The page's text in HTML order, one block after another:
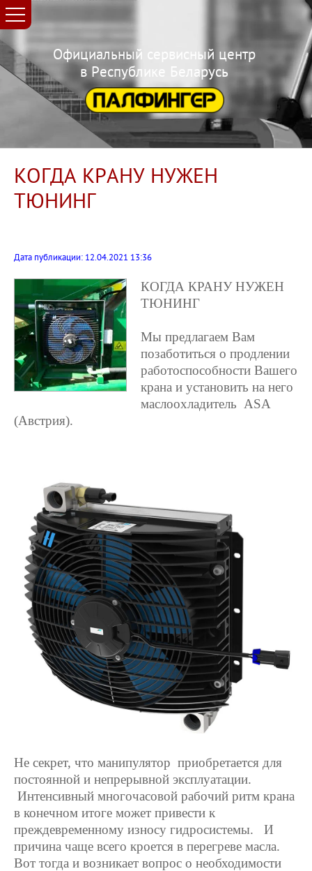
Официальный сервисный центр
в Республике Беларусь
КОГДА КРАНУ НУЖЕН
ТЮНИНГ
Дата публикации: 12.04.2021 13:36
КОГДА КРАНУ НУЖЕН
ТЮНИНГ
Мы предлагаем Вам
позаботиться о продлении
работоспособности Вашего
крана и установить на него
маслоохладитель ASA
(Австрия).
Не секрет, что манипулятор приобретается для
постоянной и непрерывной эксплуатации.
Интенсивный многочасовой рабочий ритм крана
в конечном итоге может привести к
преждевременному износу гидросистемы. И
причина чаще всего кроется в перегреве масла.
Вот тогда и возникает вопрос о необходимости